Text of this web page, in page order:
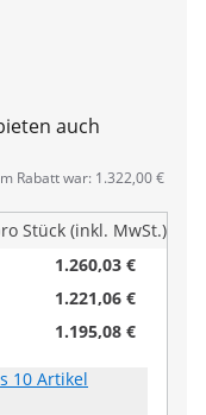
auch
Rabatt war: 1.322,00 €
Stück (inkl. MwSt.)
1.260,03 €
1.221,06 €
1.195,08 €
10 Artikel